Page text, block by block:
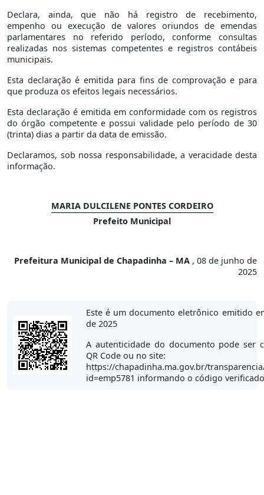
Declara, ainda, que não há registro de recebimento,
empenho ou execução de valores oriundos de emendas
parlamentares no referido período, conforme consultas
realizadas nos sistemas competentes e registros contábeis
municipais.
Esta declaração é emitida para fins de comprovação e para
que produza os efeitos legais necessários.
Esta declaração é emitida em conformidade com os registros
do órgão competente e possui validade pelo período de 30
(trinta) dias a partir da data de emissão.
Declaramos, sob nossa responsabilidade, a veracidade desta
informação.
MARIA DULCILENE PONTES CORDEIRO
Prefeito Municipal
Prefeitura Municipal de Chapadinha – MA , 08 de junho de
2025
Este é um documento eletrônico emitido
de 2025
A autenticidade do documento pode ser
QR Code ou no site:
https://chapadinha.ma.gov.br/
id=emp5781 informando o código